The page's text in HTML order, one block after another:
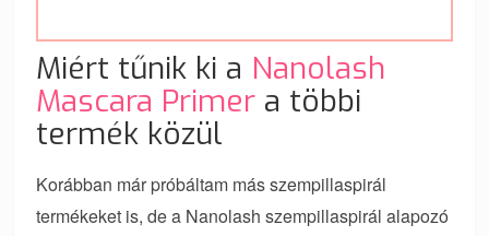
Miért tűnik ki a Nanolash
Mascara Primer a többi
termék közül
Korábban már próbáltam más szempillaspirál
termékeket is, de a Nanolash szempillaspirál alapozó